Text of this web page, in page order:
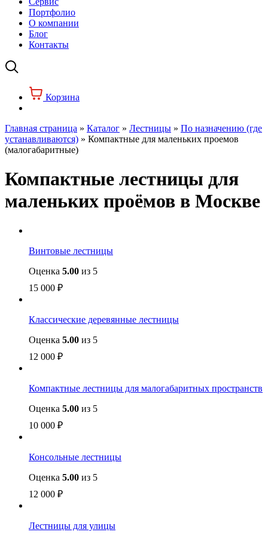
Портфолио
О компании
Блог
Контакты
Корзина
Главная страница » Каталог » Лестницы » По назначению (где
устанавливаются) » Компактные для маленьких проемов
(малогабаритные)
Компактные лестницы для
маленьких проёмов в Москве
Винтовые лестницы
Оценка 5.00 из 5
15 000 ₽
Классические деревянные лестницы
Оценка 5.00 из 5
12 000 ₽
Компактные лестницы для малогабаритных пространств
Оценка 5.00 из 5
10 000 ₽
Консольные лестницы
Оценка 5.00 из 5
12 000 ₽
Лестницы для улицы